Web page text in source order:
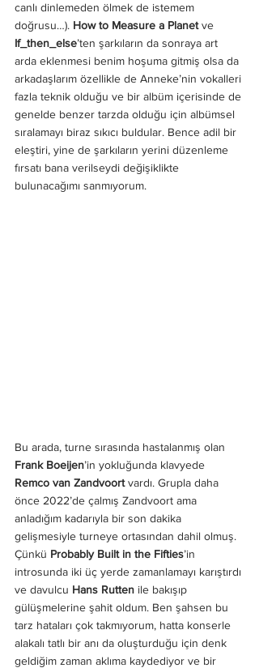
canlı dinlemeden ölmek de istemem
doğrusu…). How to Measure a Planet ve
If_then_else’ten şarkıların da sonraya art
arda eklenmesi benim hoşuma gitmiş olsa da
arkadaşlarım özellikle de Anneke’nin vokalleri
fazla teknik olduğu ve bir albüm içerisinde de
genelde benzer tarzda olduğu için albümsel
sıralamayı biraz sıkıcı buldular. Bence adil bir
eleştiri, yine de şarkıların yerini düzenleme
fırsatı bana verilseydi değişiklikte
bulunacağımı sanmıyorum.
Bu arada, turne sırasında hastalanmış olan
Frank Boeijen’in yokluğunda klavyede
Remco van Zandvoort vardı. Grupla daha
önce 2022’de çalmış Zandvoort ama
anladığım kadarıyla bir son dakika
gelişmesiyle turneye ortasından dahil olmuş.
Çünkü Probably Built in the Fifties’in
introsunda iki üç yerde zamanlamayı karıştırdı
ve davulcu Hans Rutten ile bakışıp
gülüşmelerine şahit oldum. Ben şahsen bu
tarz hataları çok takmıyorum, hatta konserle
alakalı tatlı bir anı da oluşturduğu için denk
geldiğim zaman aklıma kaydediyor ve bir